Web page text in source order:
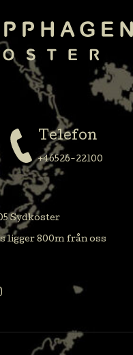
Telefon
+46526-22100
Sydkoster
ligger 800m från oss